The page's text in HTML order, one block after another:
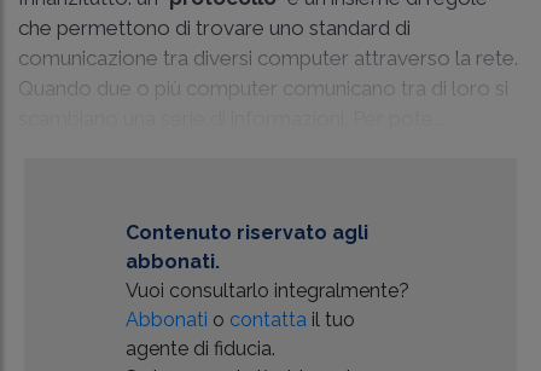
che permettono di trovare uno standard di
comunicazione tra diversi computer attraverso la rete.
Quando due o più computer comunicano tra di loro si
Contenuto riservato agli
abbonati.
Vuoi consultarlo integralmente?
Abbonati o contatta il tuo
agente di fiducia.